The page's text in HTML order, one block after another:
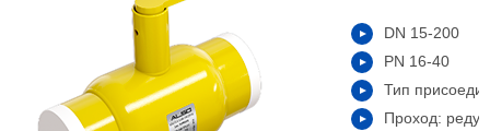
DN 15-200
PN 16-40
Тип
Проход: